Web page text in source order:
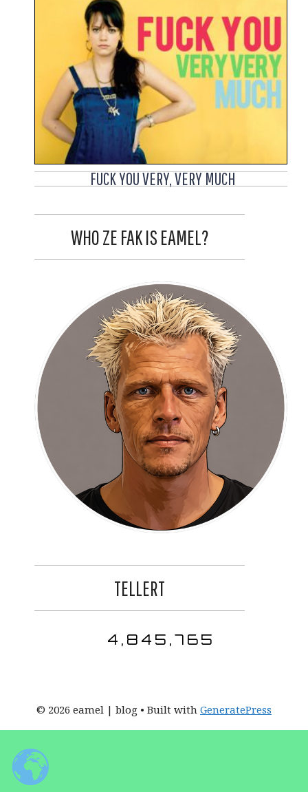
FUCK YOU VERY, VERY MUCH
WHO ZE FAK IS EAMEL?
TELLERT
4,845,765
© 2026 eamel | blog • Built with GeneratePress